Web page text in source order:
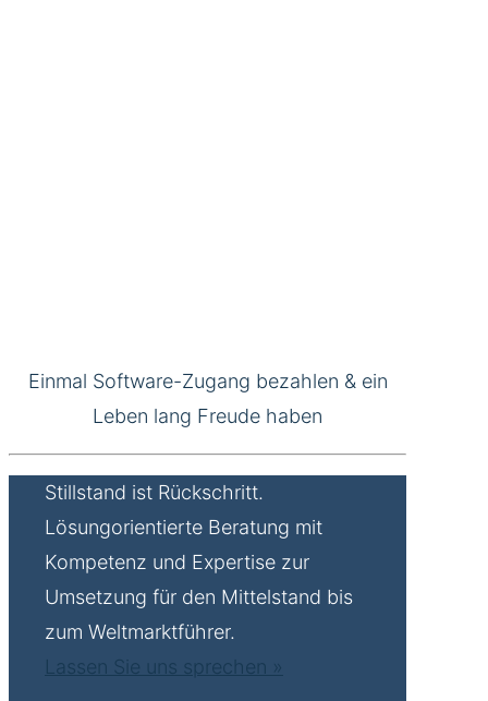
Einmal Software-Zugang bezahlen & ein
Leben lang Freude haben
Stillstand ist Rückschritt.
Lösungorientierte Beratung mit
Kompetenz und Expertise zur
Umsetzung für den Mittelstand bis
zum Weltmarktführer.
Lassen Sie uns sprechen »